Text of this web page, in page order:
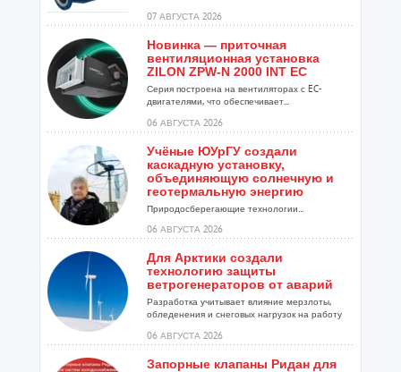
07 АВГУСТА 2026
Новинка — приточная
вентиляционная установка
ZILON ZPW-N 2000 INT EC
Серия построена на вентиляторах с EC-
двигателями, что обеспечивает...
06 АВГУСТА 2026
Учёные ЮУрГУ создали
каскадную установку,
объединяющую солнечную и
геотермальную энергию
Природосберегающие технологии...
06 АВГУСТА 2026
Для Арктики создали
технологию защиты
ветрогенераторов от аварий
Разработка учитывает влияние мерзлоты,
обледенения и снеговых нагрузок на работу
06 АВГУСТА 2026
Запорные клапаны Ридан для